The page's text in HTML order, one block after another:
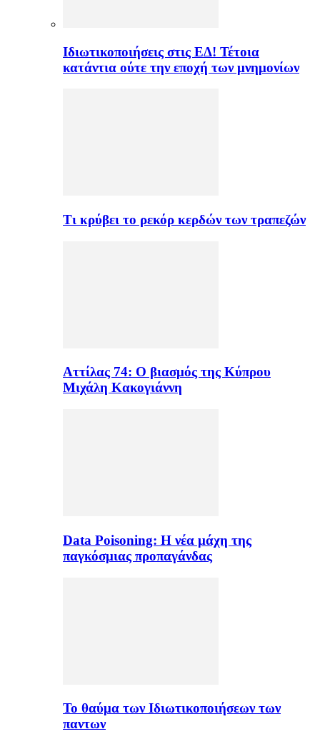
Ιδιωτικοποιήσεις στις ΕΔ! Τέτοια
κατάντια ούτε την εποχή των μνημονίων
Τι κρύβει το ρεκόρ κερδών των τραπεζών
Αττίλας 74: Ο βιασμός της Κύπρου
Μιχάλη Κακογιάννη
Data Poisoning: Η νέα μάχη της
παγκόσμιας προπαγάνδας
Το θαύμα των Ιδιωτικοποιήσεων των
παντων